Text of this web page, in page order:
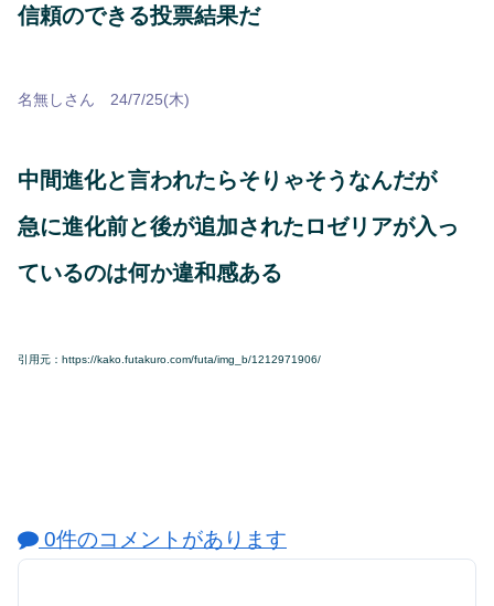
信頼のできる投票結果だ
名無しさん 24/7/25(木)
中間進化と言われたらそりゃそうなんだが
急に進化前と後が追加されたロゼリアが入っ
ているのは何か違和感ある
引用元：https://kako.futakuro.com/futa/img_b/1212971906/
0件のコメントがあります